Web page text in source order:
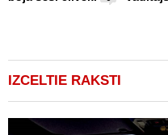
IZCELTIE RAKSTI